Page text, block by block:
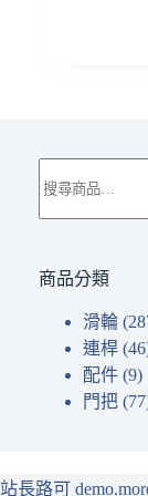
尋
關
商品分類
滑輪
連桿
配件 (9)
門把
站長路可